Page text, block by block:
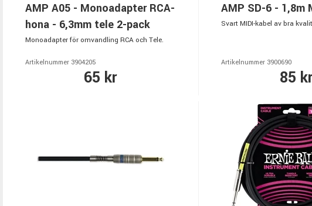
AMP A05 - Monoadapter RCA-
hona - 6,3mm tele 2-pack
Monoadapter för omvandling RCA och Tele.
Artikelnummer 3904205
65 kr
AMP SD-6 - 1,8m
Svart MIDI-kabel av bra
Artikelnummer 3900690
85 kr